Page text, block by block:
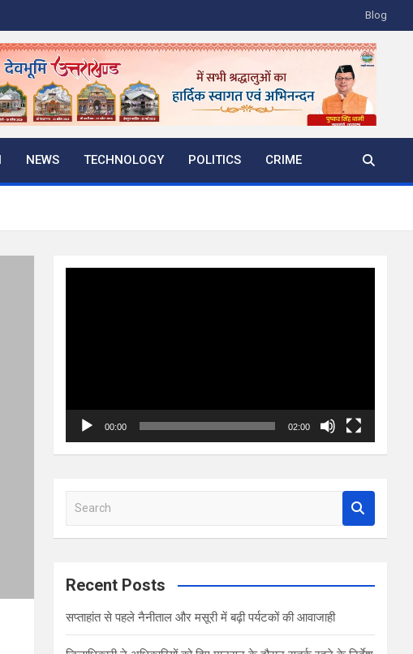
Blog
NEWS TECHNOLOGY POLITICS CRIME
00:00 02:00
a
c
Recent Posts
सप्ताहांत से पहले नैनीताल और मसूरी में बढ़ी पर्यटकों की आवाजाही